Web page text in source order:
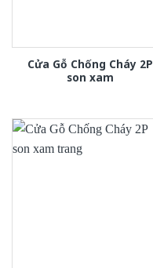
Cửa Gỗ Chống Cháy 2P
son xam